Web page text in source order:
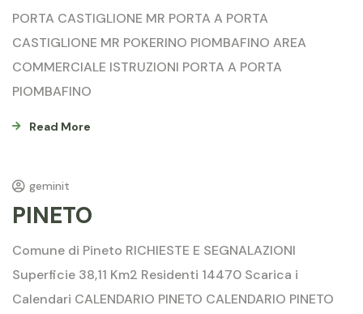
PORTA CASTIGLIONE MR PORTA A PORTA
CASTIGLIONE MR POKERINO PIOMBAFINO AREA
COMMERCIALE ISTRUZIONI PORTA A PORTA
PIOMBAFINO
Read More
geminit
PINETO
Comune di Pineto RICHIESTE E SEGNALAZIONI
Superficie 38,11 Km2 Residenti 14470 Scarica i
Calendari CALENDARIO PINETO CALENDARIO PINETO